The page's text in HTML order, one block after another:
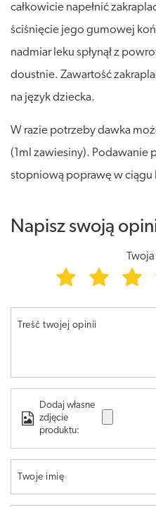
całkowicie napełnić
ściśnięcie jego gumowej
nadmiar leku spłynął z
doustnie. Zawartość
na język dziecka.
W razie potrzeby dawka
(1ml zawiesiny). Podawanie
stopniową poprawę w ciągu
Napisz swoją
Treść twojej opinii
Dodaj własne
zdjęcie
produktu:
Twoje imię